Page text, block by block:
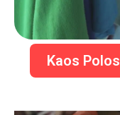
Kaos Polos